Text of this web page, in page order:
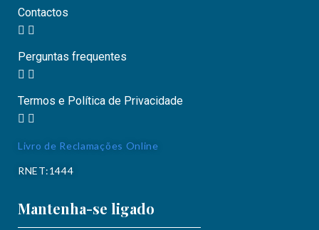
Contactos
Perguntas frequentes
Termos e Política de Privacidade
Livro de Reclamações Online
RNET:1444
Mantenha-se ligado